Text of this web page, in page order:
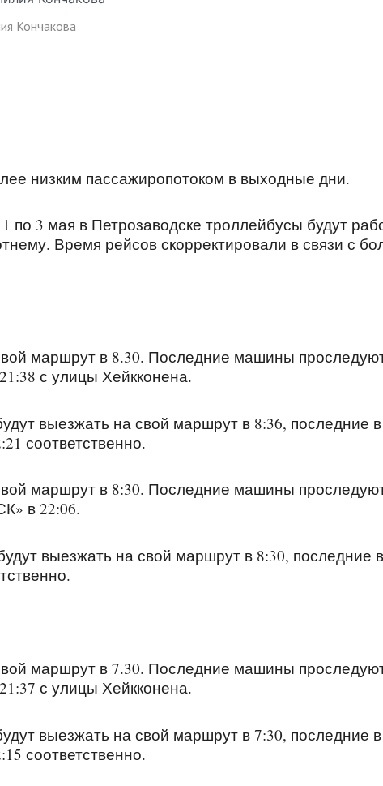
Кончакова
низким пассажиропотоком в выходные дни.
3 мая в Петрозаводске троллейбусы будут
Время рейсов скорректировали в связи с
маршрут в 8.30. Последние машины
с улицы Хейкконена.
выезжать на свой маршрут в 8:36, последние в
соответственно.
маршрут в 8:30. Последние машины
в 22:06.
выезжать на свой маршрут в 8:30, последние в
маршрут в 7.30. Последние машины
с улицы Хейкконена.
выезжать на свой маршрут в 7:30, последние в
соответственно.